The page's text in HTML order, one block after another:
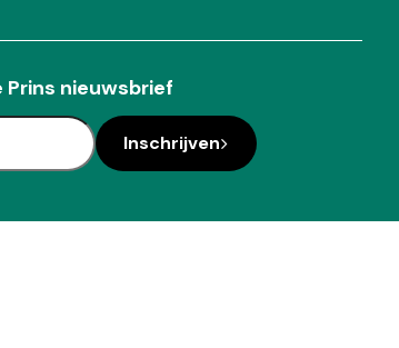
Prins nieuwsbrief
Inschrijven